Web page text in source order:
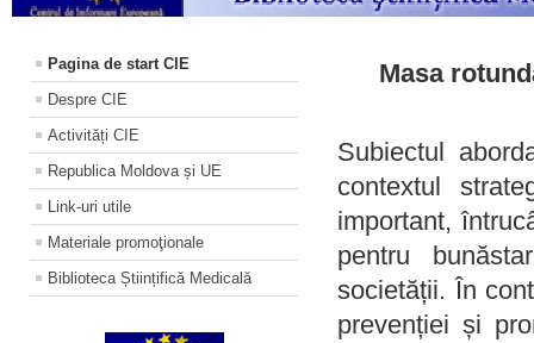
Pagina de start CIE
Despre CIE
Activități CIE
Republica Moldova și UE
Link-uri utile
Materiale promoţionale
Biblioteca Științifică Medicală
Masa
Subiectul
contextul
important,
pentru
societății. În
prevenției și